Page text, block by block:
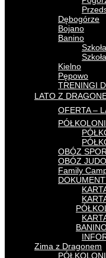
Dębogórze
Bojano
Banino
Kielno
Pępowo
TRENINGI
LATO Z
OFERTA –
OBÓZ
OBÓZ JUDO
Family
Zima z Dragonem